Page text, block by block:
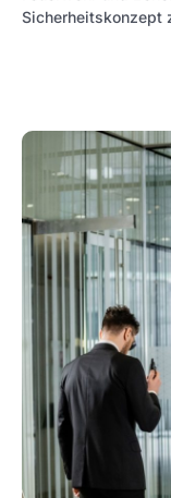
Sicherheitskonzept